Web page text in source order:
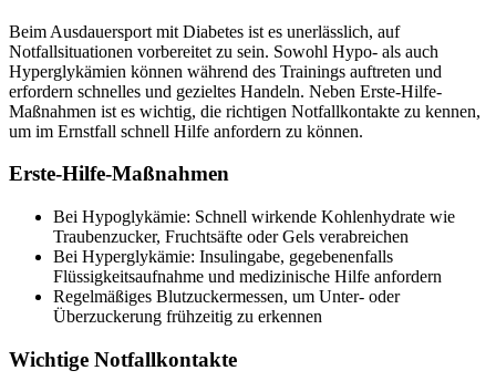
Beim Ausdauersport mit Diabetes ist es unerlässlich, auf
Notfallsituationen vorbereitet zu sein. Sowohl Hypo- als auch
Hyperglykämien können während des Trainings auftreten und
erfordern schnelles und gezieltes Handeln. Neben Erste-Hilfe-
Maßnahmen ist es wichtig, die richtigen Notfallkontakte zu kennen,
um im Ernstfall schnell Hilfe anfordern zu können.
Erste-Hilfe-Maßnahmen
Bei Hypoglykämie: Schnell wirkende Kohlenhydrate wie
Traubenzucker, Fruchtsäfte oder Gels verabreichen
Bei Hyperglykämie: Insulingabe, gegebenenfalls
Flüssigkeitsaufnahme und medizinische Hilfe anfordern
Regelmäßiges Blutzuckermessen, um Unter- oder
Überzuckerung frühzeitig zu erkennen
Wichtige Notfallkontakte